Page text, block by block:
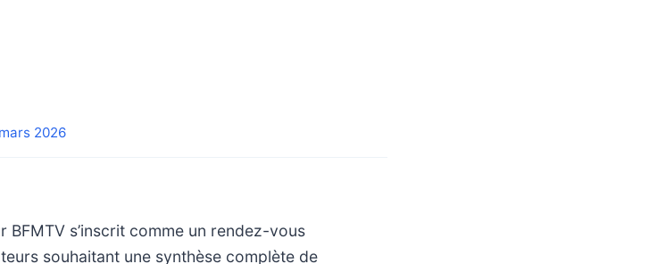
2026
BFMTV s’inscrit comme un rendez-vous
souhaitant une synthèse complète de